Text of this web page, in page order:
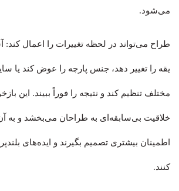
می‌شود.
طراح می‌تواند در لحظه تغییرات را اعمال کند:
یقه را تغییر دهد، جنس پارچه را عوض کند یا
مختلف تنظیم کند و نتیجه را فوراً ببیند. این
خلاقیت بی‌سابقه‌ای به طراحان می‌بخشد و به
اطمینان بیشتری تصمیم بگیرند و ایده‌های
کنند.